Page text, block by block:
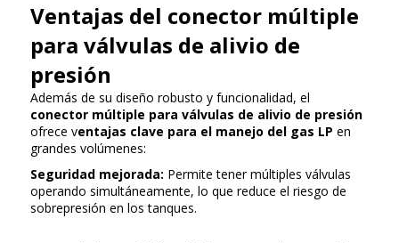
Ventajas del conector múltiple
para válvulas de alivio de
presión
Además de su diseño robusto y funcionalidad, el
conector múltiple para válvulas de alivio de presión
ofrece ventajas clave para el manejo del gas LP en
grandes volúmenes:
Seguridad mejorada: Permite tener múltiples válvulas
operando simultáneamente, lo que reduce el riesgo de
sobrepresión en los tanques.